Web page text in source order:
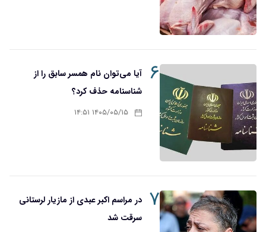
۶
آیا می‌توان نام همسر سابق را از
شناسنامه حذف کرد؟
۱۴۰۵/۰۵/۱۵ ۱۴:۵۱
۷ در مراسم اکبر عبدی از مازیار لرستانی
سرقت شد